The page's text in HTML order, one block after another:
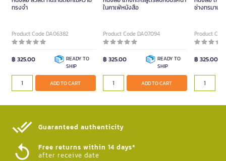
ทรงจำ
Product Code DA06382
฿ 325.00
READY TO
SHIP
ADD TO CART
ในคาเฟ่หนังสือ
Product Code DA07094
฿ 325.00
READY TO
SHIP
ADD TO CART
ช่างทรมานเ
Product
฿ 325.00
Guaranteed authenticity​
Free returns within 14 days*
after receive date